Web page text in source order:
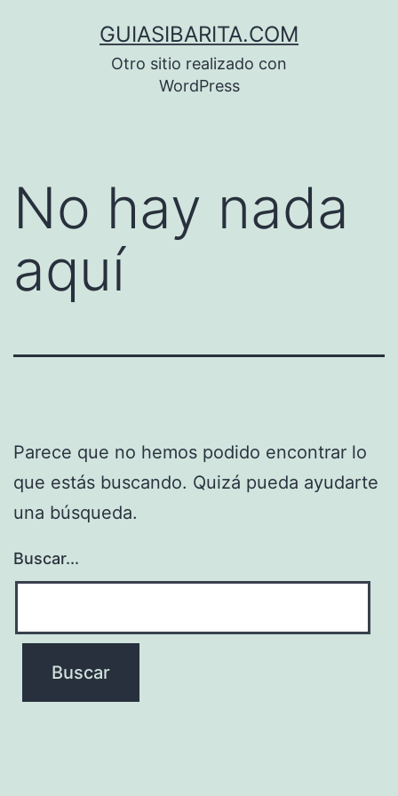
GUIASIBARITA.COM
Otro sitio realizado con
WordPress
No hay nada
aquí
Parece que no hemos podido encontrar lo
que estás buscando. Quizá pueda ayudarte
una búsqueda.
Buscar...